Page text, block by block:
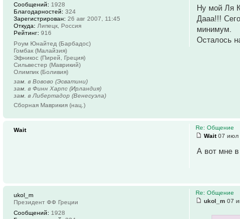
Ну мой Ля
Дааа!!!
минимум.
Осталось
Сообщений: 1928
Благодарностей: 324
Зарегистрирован: 26 авг 2007, 11:45
Откуда: Липецк, Россия
Рейтинг: 916
Роум Юнайтед (Барбадос)
Гомбак (Малайзия)
Эфникос (Пирей, Греция)
Сильвестер (Маврикий)
Олимпик (Боливия)
зам. в Вовово (Эсватини)
зам. в Финн Харпс (Ирландия)
зам. в Либертадор (Венесуэла)
Сборная Маврикия (нац.)
Re: Общение
Wait07 июл
А вот мне в
Wait
Re: Общение
ukol_m 07
ukol_m
Президент ФФ Греции
Сообщений: 1928